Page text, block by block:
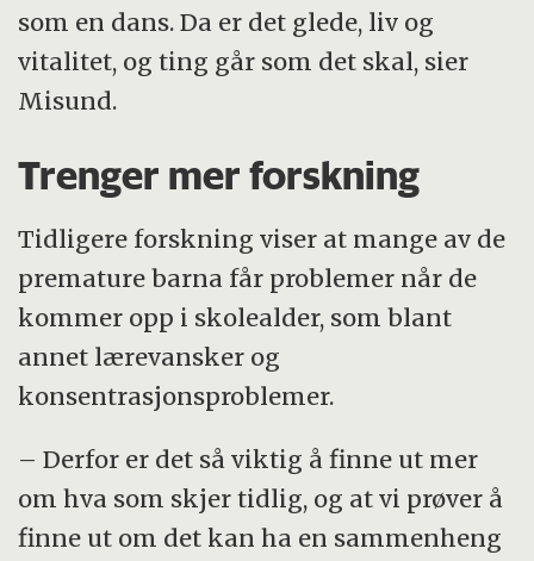
som en dans. Da er det glede, liv og
vitalitet, og ting går som det skal, sier
Misund.
Trenger mer forskning
Tidligere forskning viser at mange av de
premature barna får problemer når de
kommer opp i skolealder, som blant
annet lærevansker og
konsentrasjonsproblemer.
– Derfor er det så viktig å finne ut mer
om hva som skjer tidlig, og at vi prøver å
finne ut om det kan ha en sammenheng